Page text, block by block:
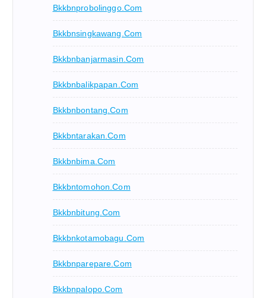
Bkkbnprobolinggo.com
Bkkbnsingkawang.com
Bkkbnbanjarmasin.com
Bkkbnbalikpapan.com
Bkkbnbontang.com
Bkkbntarakan.com
Bkkbnbima.com
Bkkbntomohon.com
Bkkbnbitung.com
Bkkbnkotamobagu.com
Bkkbnparepare.com
Bkkbnpalopo.com